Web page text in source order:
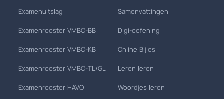
Examenuitslag
Examenrooster VMBO-BB
Examenrooster VMBO-KB
Examenrooster VMBO-TL/GL
Examenrooster HAVO
Samenvattingen
Digi-oefening
Online Bijles
Leren leren
Woordjes leren